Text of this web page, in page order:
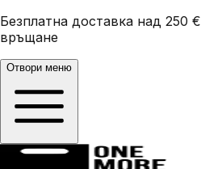
Безплатна доставка над 250 €
връщане
Отвори меню